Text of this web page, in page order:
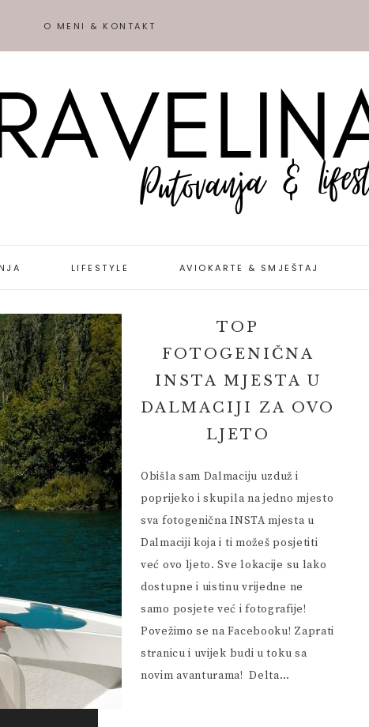
O MENI & KONTAKT
&
HRVATSKA I OKOLICA
EUROPA I SVIJET
LIFESTYLE AVIOKARTE & SMJEŠTAJ
TOP
FOTOGENIČNA
INSTA MJESTA U
DALMACIJI ZA OVO
LJETO
Obišla sam Dalmaciju uzduž i
poprijeko i skupila na jedno mjesto
sva fotogenična INSTA mjesta u
Dalmaciji koja i ti možeš posjetiti
već ovo ljeto. Sve lokacije su lako
dostupne i uistinu vrijedne ne
samo posjete već i fotografije!
Povežimo se na Facebooku! Zaprati
stranicu i uvijek budi u toku sa
novim avanturama! Delta…